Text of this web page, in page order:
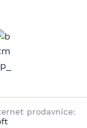
prodavnice: